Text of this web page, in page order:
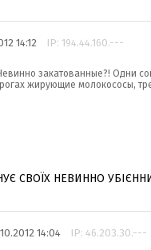
14:12 IP: 194.44.160.---
закатованные?! Одни
жирующие молокососы,
СВОЇХ НЕВИННО
14:04 IP: 46.203.30.---